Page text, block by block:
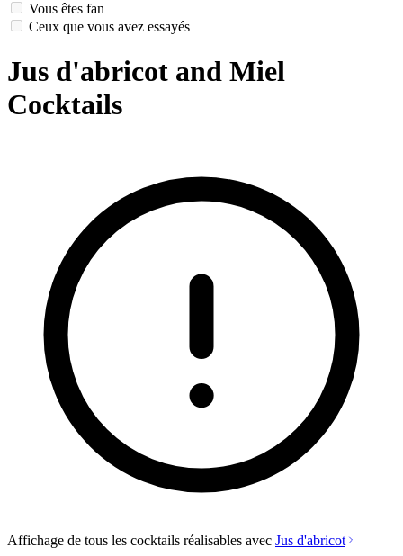
Vous êtes fan
Ceux que vous avez essayés
Jus d'abricot and Miel
Cocktails
Affichage de tous les cocktails réalisables avec Jus d'abricot